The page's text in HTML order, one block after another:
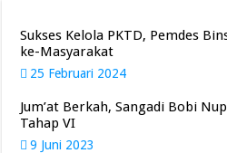
Sukses Kelola PKTD, Pemdes
ke-Masyarakat
25 Februari 2024
Jum’at Berkah, Sangadi Bobi
Tahap VI
9 Juni 2023